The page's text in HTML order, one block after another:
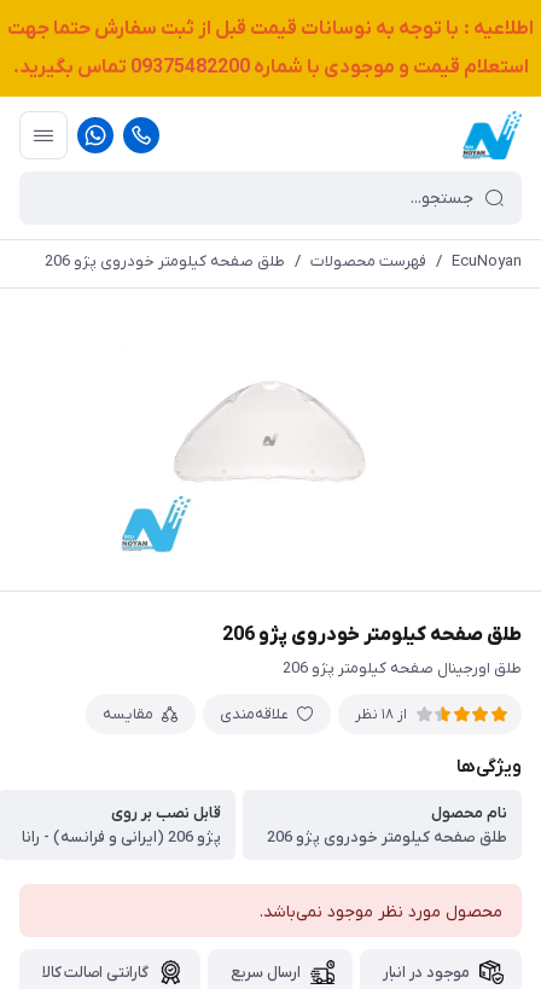
اطلاعیه : با توجه به نوسانات قیمت قبل از ثبت سفارش حتما جهت
استعلام قیمت و موجودی با شماره09375482200 تماس بگیرید.
EcuNoyan
/ فهرست محصولات / طلق صفحه کیلومتر خودروی پژو 206
طلق صفحه کیلومتر خودروی پژو 206
طلق اورجینال صفحه کیلومتر پژو 206
از 18 نظر علاقه‌مندی مقایسه
ویژگی‌ها
نام محصول
طلق صفحه کیلومتر خودروی پژو 206
قابل نصب بر روی
پژو 206 (ایرانی و فرانسه) - رانا
محصول مورد نظر موجود نمی‌باشد.
موجود در انبار ارسال سریع گارانتی اصالت کالا